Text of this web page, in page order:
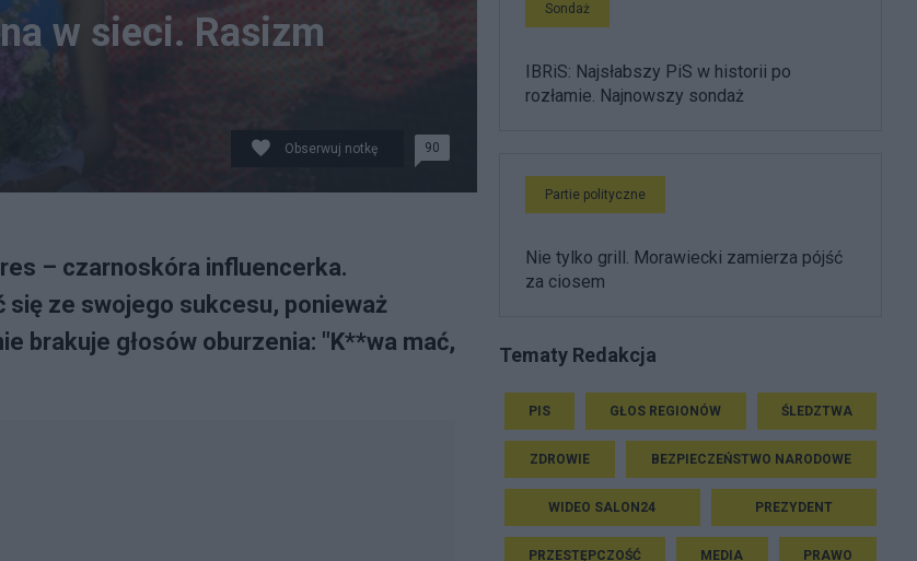
w sieci. Rasizm
Obserwuj notkę 90
– czarnoskóra influencerka.
ze swojego sukcesu, ponieważ
brakuje głosów oburzenia: "K**wa mać,
Sondaż
IBRiS: Najsłabszy PiS w historii po
rozłamie. Najnowszy sondaż
Partie polityczne
Nie tylko grill. Morawiecki zamierza pójść
za ciosem
Tematy Redakcja
PIS GŁOS REGIONÓW ŚLEDZTWA
ZDROWIE BEZPIECZEŃSTWO NARODOWE
WIDEO SALON24 PREZYDENT
PRZESTĘPCZOŚĆ MEDIA PRAWO